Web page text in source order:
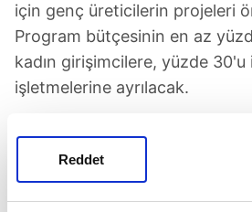
Reddet
için genç üreticilerin projeleri
Program bütçesinin en az
kadın girişimcilere, yüzde 30'u
işletmelerine ayrılacak.
ilan edilen ilçelerde yapılacak
konular için yüzde 70 hibe
Özellikle yatırımlarını